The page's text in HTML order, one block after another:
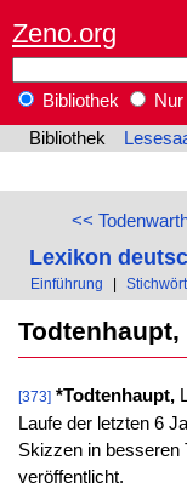
Zeno.org
Bibliothek
Bibliothek
<<
Lexikon
Einführung |
Todtenhaupt,
[373] *Todtenhaupt,
Laufe der letzten 6
Skizzen in besseren
veröffentlicht.